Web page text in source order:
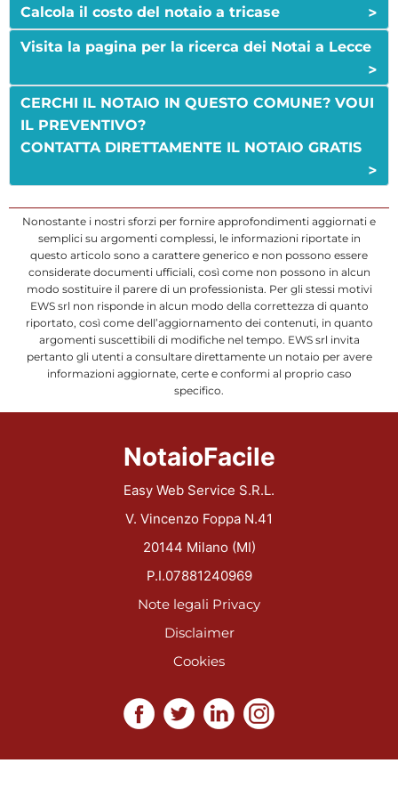
Calcola il costo del notaio a tricase >
Visita la pagina per la ricerca dei Notai a Lecce
>
CERCHI IL NOTAIO IN QUESTO COMUNE? VOUI
IL PREVENTIVO?
CONTATTA DIRETTAMENTE IL NOTAIO GRATIS
>
Nonostante i nostri sforzi per fornire approfondimenti aggiornati e
semplici su argomenti complessi, le informazioni riportate in
questo articolo sono a carattere generico e non possono essere
considerate documenti ufficiali, così come non possono in alcun
modo sostituire il parere di un professionista. Per gli stessi motivi
EWS srl non risponde in alcun modo della correttezza di quanto
riportato, così come dell’aggiornamento dei contenuti, in quanto
argomenti suscettibili di modifiche nel tempo. EWS srl invita
pertanto gli utenti a consultare direttamente un notaio per avere
informazioni aggiornate, certe e conformi al proprio caso
specifico.
NotaioFacile
Easy Web Service S.R.L.
V. Vincenzo Foppa N.41
20144 Milano (MI)
P.I.07881240969
Note legali Privacy
Disclaimer
Cookies